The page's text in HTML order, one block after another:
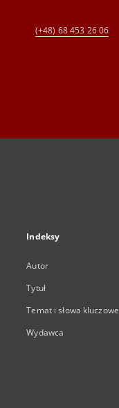
(+48) 68 453 26 06
Indeksy
Autor
Tytuł
Temat i słowa kluczowe
Wydawca